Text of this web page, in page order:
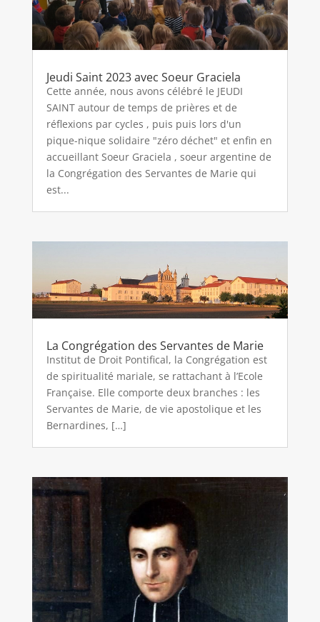
Jeudi Saint 2023 avec Soeur Graciela
Cette année, nous avons célébré le JEUDI
SAINT autour de temps de prières et de
réflexions par cycles , puis puis lors d'un
pique-nique solidaire "zéro déchet" et enfin en
accueillant Soeur Graciela , soeur argentine de
la Congrégation des Servantes de Marie qui
est...
La Congrégation des Servantes de Marie
Institut de Droit Pontifical, la Congrégation est
de spiritualité mariale, se rattachant à l’Ecole
Française. Elle comporte deux branches : les
Servantes de Marie, de vie apostolique et les
Bernardines, […]